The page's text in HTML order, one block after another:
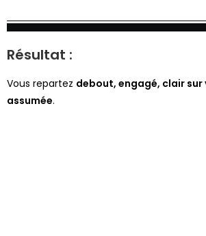
Résultat :
Vous repartez debout, engagé, clair sur
assumée.